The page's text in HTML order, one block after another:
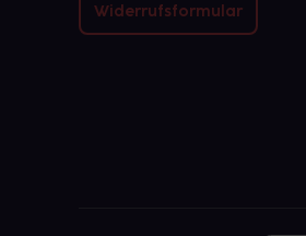
Widerrufsformular